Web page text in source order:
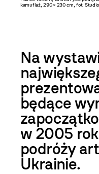
kamuflaż, 290 × 230 cm, fot.
Na
będące
w 2005
podróży
Ukrainie.